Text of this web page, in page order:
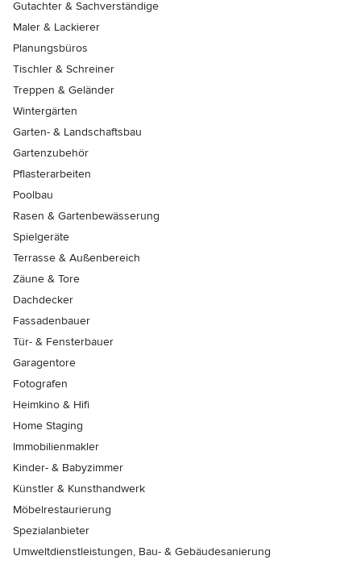
Gutachter & Sachverständige
Maler & Lackierer
Planungsbüros
Tischler & Schreiner
Treppen & Geländer
Wintergärten
Garten- & Landschaftsbau
Gartenzubehör
Pflasterarbeiten
Poolbau
Rasen & Gartenbewässerung
Spielgeräte
Terrasse & Außenbereich
Zäune & Tore
Dachdecker
Fassadenbauer
Tür- & Fensterbauer
Garagentore
Fotografen
Heimkino & Hifi
Home Staging
Immobilienmakler
Kinder- & Babyzimmer
Künstler & Kunsthandwerk
Möbelrestaurierung
Spezialanbieter
Umweltdienstleistungen, Bau- & Gebäudesanierung